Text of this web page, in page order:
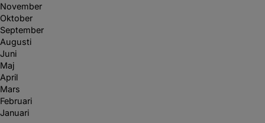
November
Oktober
September
Augusti
Juni
Maj
April
Mars
Februari
Januari